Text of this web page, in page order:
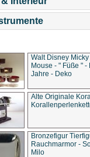
Walt Disney
Mouse - " Füße "
Jahre - Deko
Alte Originale
Bronzefigur
Rauchmarmor -
Milo